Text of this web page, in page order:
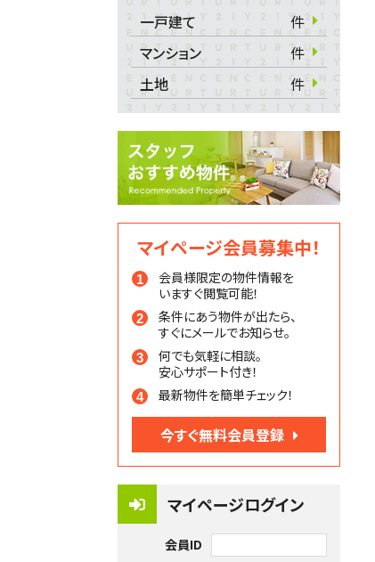
一戸建て
件
マンション
件
土地
件
マイページ会員募集中！
会員様限定の物件情報を
いますぐ閲覧可能！
条件にあう物件が出たら、
すぐにメールでお知らせ。
何でも気軽に相談。
安心サポート付き！
最新物件を簡単チェック！
今すぐ無料会員登録
マイページログイン
会員ID